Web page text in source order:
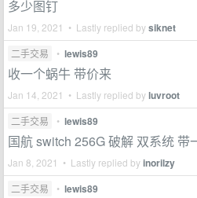
多少图钉
Jan 19, 2021 • Lastly replied bysiknet
二手交易 • lewis89
收一个蜗牛 带价来
Jan 14, 2021 • Lastly replied byluvroot
二手交易 • lewis89
国航 switch 256G 破解 双系统 带
Jan 8, 2021 • Lastly replied byinorilzy
二手交易 • lewis89